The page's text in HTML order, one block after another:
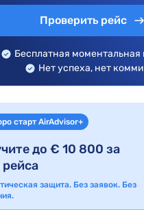
Проверить рейс
Бесплатная моментальная
Нет успеха, нет
старт AirAdvisor+
до € 10 800 за
защита. Без заявок. Без